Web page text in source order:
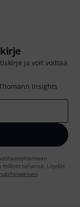
ja voit voittaa
Insights
tahansa. Löydät
.